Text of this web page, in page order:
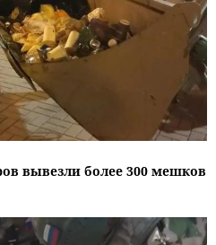
вывезли более 300 мешков